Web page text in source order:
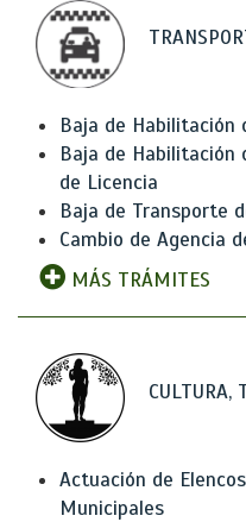
Baja de Habilitación
Baja de Habilitación
de Licencia
Baja de Transporte
Cambio de Agencia
MÁS TRÁMITES
CULTURA,
Actuación de
Municipales